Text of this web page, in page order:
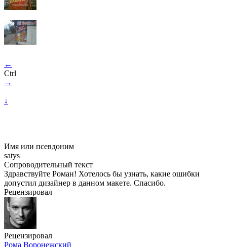
←
Ctrl
→
↓
Имя или псевдоним
satys
Сопроводительный текст
Здравствуйте Роман! Хотелось бы узнать, какие ошибки
допустил дизайнер в данном макете. Спасибо.
Рецензировал
Рецензировал
Рома Воронежский